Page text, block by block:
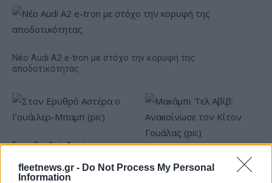
fleetnews.gr - Do Not Process My Personal
Information
Νέο Audi A2 e-tron με στόχο την κορυφή της
αποδοτικότητας
Στον Ερυθρό Αστέρα ο
Μακάμπι Τελ Αβίβ:
Ανακοίνωσε τον Κίτον